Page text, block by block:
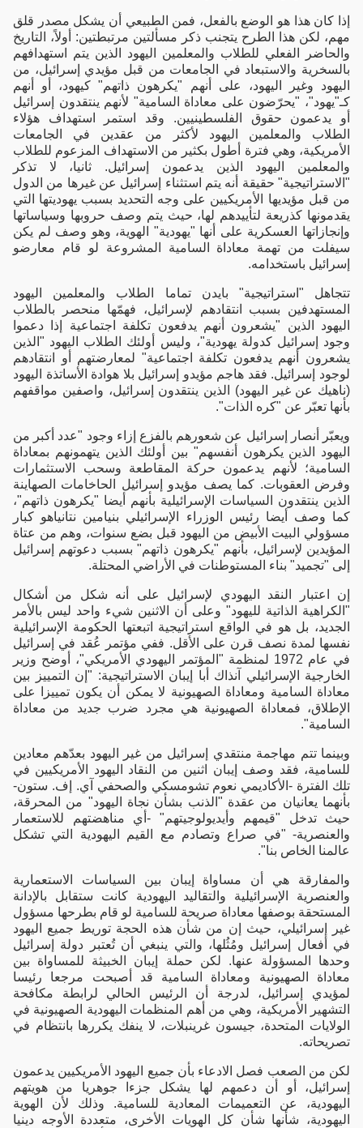
إذا كان هذا هو الوضع بالفعل، فمن الطبيعي أن يشكل مصدر قلق
مهم، لكن هذا الطرح يتجنب ذكر مسألتين مرتبطتين: أولاً، التاريخ
والحاضر الفعلي للطلاب والمعلمين اليهود الذين يتم استهدافهم
بالسخرية والاستبعاد في الجامعات من قبل مؤيدي إسرائيل، من
اليهود وغير اليهود، على أنهم "يكرهون ذاتهم" كيهود، أو أنهم
كـ"يهود"، "يحرّضون على معاداة السامية" لأنهم ينتقدون إسرائيل
أو يدعمون حقوق الفلسطينيين. وقد استمر استهداف هؤلاء
الطلاب والمعلمين اليهود لأكثر من عقدين في الجامعات
الأمريكية، وهي فترة أطول بكثير من الاستهداف المزعوم للطلاب
والمعلمين اليهود الذين يدعمون إسرائيل. ثانيا، لا تذكر
"الاستراتيجية" حقيقة أنه يتم استثناء إسرائيل عن غيرها من الدول
من قبل مؤيديها الأمريكيين على وجه التحديد بسبب يهوديتها التي
يقدمونها كذريعة لتأييدهم لها، حيث يتم وصف حروبها وسياساتها
وإنجازاتها العسكرية على أنها "يهودية" الهوية، وهو وصف لم يكن
سيفلت من تهمة معاداة السامية المشروعة لو قام معارضو
إسرائيل باستخدامه.
تتجاهل "استراتيجية" بايدن تماما الطلاب والمعلمين اليهود
المستهدفين بسبب انتقادهم لإسرائيل، فهمّها منحصر بالطلاب
اليهود الذين "يشعرون أنهم يدفعون تكلفة اجتماعية إذا دعموا
وجود إسرائيل كدولة يهودية"، وليس أولئك الطلاب اليهود "الذين
يشعرون أنهم يدفعون تكلفة اجتماعية" لمعارضتهم أو انتقادهم
لوجود إسرائيل. فقد هاجم مؤيدو إسرائيل بلا هوادة الأساتذة اليهود
(ناهيك عن غير اليهود) الذين ينتقدون إسرائيل، واصفين مواقفهم
بأنها تعبّر عن "كره الذات".
ويعبّر أنصار إسرائيل عن شعورهم بالفزع إزاء وجود "عدد أكبر من
اليهود الذين يكرهون أنفسهم" بين أولئك الذين يتهمونهم بمعاداة
السامية؛ لأنهم يدعمون حركة المقاطعة وسحب الاستثمارات
وفرض العقوبات. كما يصف مؤيدو إسرائيل الحاخامات الصهاينة
الذين ينتقدون السياسات الإسرائيلية بأنهم أيضا "يكرهون ذاتهم"،
كما وصف أيضا رئيس الوزراء الإسرائيلي بنيامين نتانياهو كبار
مسؤولي البيت الأبيض من اليهود قبل بضع سنوات، وهم من عتاة
المؤيدين لإسرائيل، بأنهم "يكرهون ذاتهم" بسبب دعوتهم إسرائيل
إلى "تجميد" بناء المستوطنات في الأراضي المحتلة.
إن اعتبار النقد اليهودي لإسرائيل على أنه شكل من أشكال
"الكراهية الذاتية لليهود" وعلى أن الاثنين شيء واحد ليس بالأمر
الجديد، بل هو في الواقع استراتيجية اتبعتها الحكومة الإسرائيلية
نفسها لمدة نصف قرن على الأقل. ففي مؤتمر عُقد في إسرائيل
في عام 1972 لمنظمة "المؤتمر اليهودي الأمريكي"، أوضح وزير
الخارجية الإسرائيلي آنذاك أبا إيبان الاستراتيجية: "إن التمييز بين
معاداة السامية ومعاداة الصهيونية لا يمكن أن يكون تمييزا على
الإطلاق، فمعاداة الصهيونية هي مجرد ضرب جديد من معاداة
السامية".
وبينما تتم مهاجمة منتقدي إسرائيل من غير اليهود بعدّهم معادين
للسامية، فقد وصف إيبان اثنين من النقاد اليهود الأمريكيين في
تلك الفترة -الأكاديمي نعوم تشومسكي والصحفي آي. إف. ستون-
بأنهما يعانيان من عقدة "الذنب بشأن نجاة اليهود" من المحرقة،
حيث تدخل "قيمهم وأيديولوجيتهم" -أي مناهضتهم للاستعمار
والعنصرية- "في صراع وتصادم مع القيم اليهودية التي تشكل
عالمنا الخاص بنا".
والمفارقة هي أن مساواة إيبان بين السياسات الاستعمارية
والعنصرية الإسرائيلية والتقاليد اليهودية كانت ستقابل بالإدانة
المستحقة بوصفها معاداة صريحة للسامية لو قام بطرحها مسؤول
غير إسرائيلي، حيث إن من شأن هذه الحجة توريط جميع اليهود
في أفعال إسرائيل ومُثُلها، والتي ينبغي أن تُعتبر دولة إسرائيل
وحدها المسؤولة عنها. لكن حملة إيبان الخبيثة للمساواة بين
معاداة الصهيونية ومعاداة السامية قد أصبحت مرجعا رئيسا
لمؤيدي إسرائيل، لدرجة أن الرئيس الحالي لرابطة مكافحة
التشهير الأمريكية، وهي من أهم المنظمات اليهودية الصهيونية في
الولايات المتحدة، جيسون غرينبلات، لا ينفك يكررها بانتظام في
تصريحاته.
لكن من الصعب فصل الادعاء بأن جميع اليهود الأمريكيين يدعمون
إسرائيل، أو أن دعمهم لها يشكل جزءا جوهريا من هويتهم
اليهودية، عن التعميمات المعادية للسامية. وذلك لأن الهوية
اليهودية، شأنها شأن كل الهويات الأخرى، متعددة الأوجه دينيا